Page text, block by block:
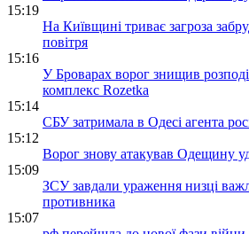
15:19
На Київщині триває загроза
повітря
15:16
У Броварах ворог знищив
комплекс Rozetka
15:14
СБУ затримала в Одесі агента
15:12
Ворог знову атакував Одещину
15:09
ЗСУ завдали ураження низці
противника
15:07